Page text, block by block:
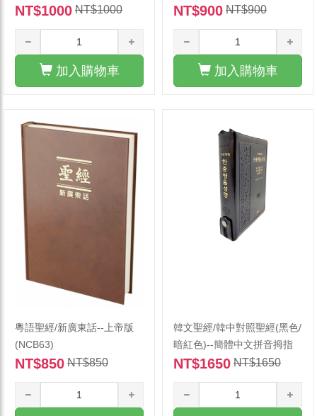
NT$1000 NT$1000
加入購物車
NT$900 NT$900
加入購物車
粵語聖經/新廣東話--上帝版
(NCB63)
NT$850 NT$850
韓文聖經/韓中對照聖經(黑色/
暗紅色)--簡體中文拼音拇指
拉鍊索引
NT$1650 NT$1650